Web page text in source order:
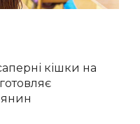
кішки на